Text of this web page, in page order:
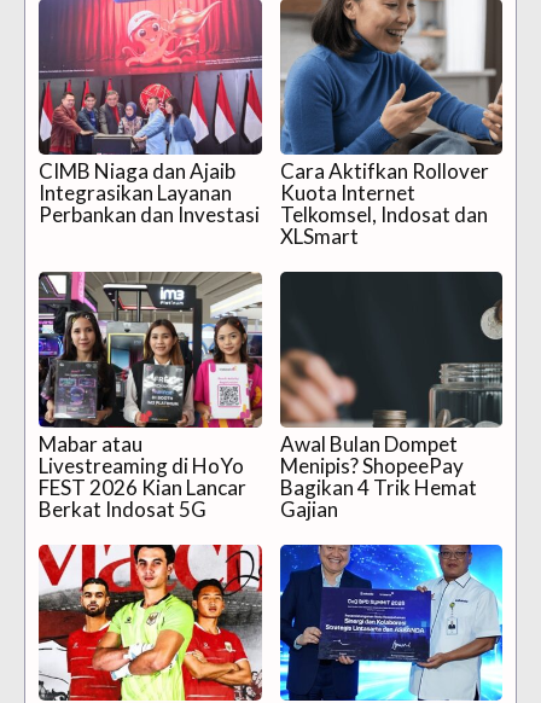
CIMB Niaga dan Ajaib
Integrasikan Layanan
Perbankan dan Investasi
Cara Aktifkan Rollover
Kuota Internet
Telkomsel, Indosat dan
XLSmart
Mabar atau
Livestreaming di HoYo
FEST 2026 Kian Lancar
Berkat Indosat 5G
Awal Bulan Dompet
Menipis? ShopeePay
Bagikan 4 Trik Hemat
Gajian